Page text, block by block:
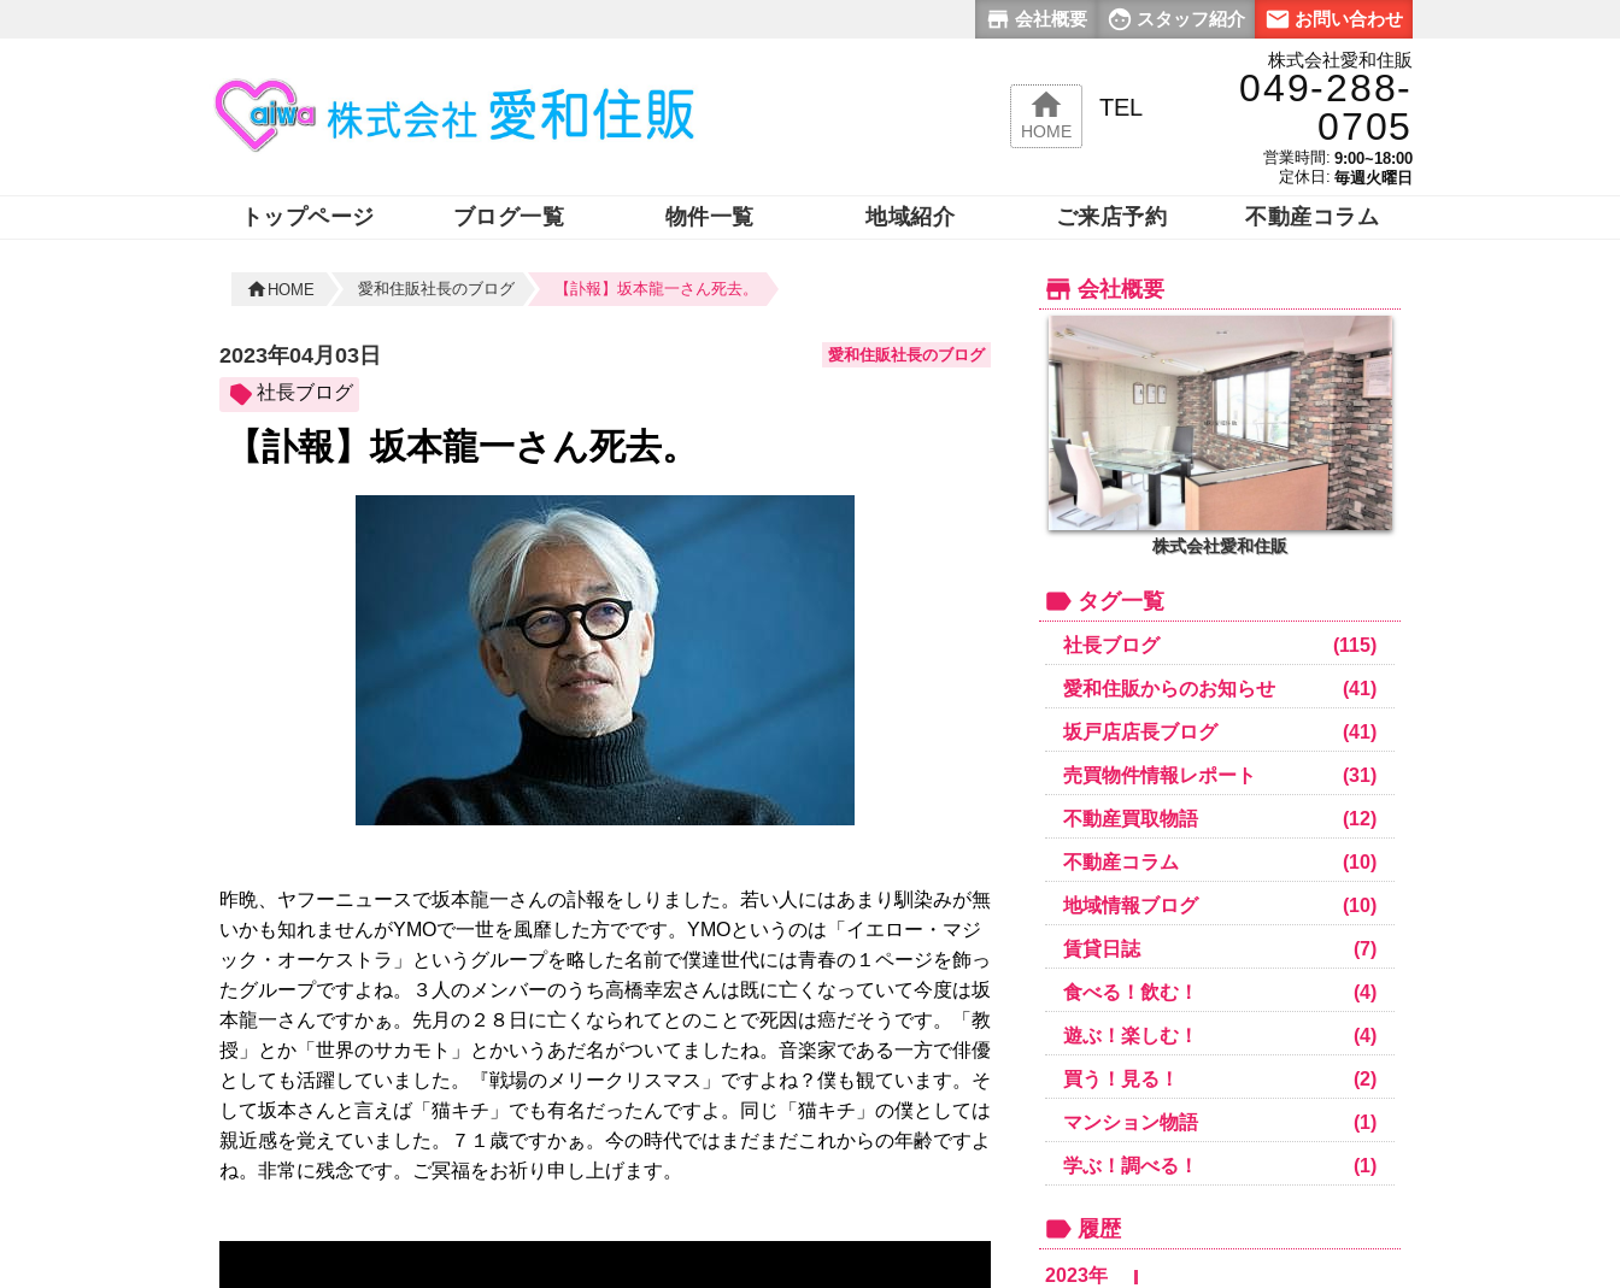
会社概要 スタッフ紹介 お問い合わせ
HOME
株式会社愛和住販
TEL
049-288-
0705
営業時間: 9:00~18:00
定休日: 毎週火曜日
トップページ ブログ一覧 物件一覧 地域紹介 ご来店予約 不動産コラム
HOME 愛和住販社長のブログ 【訃報】坂本龍一さん死去。
2023年04月03日 愛和住販社長のブログ
社長ブログ
【訃報】坂本龍一さん死去。
昨晩、ヤフーニュースで坂本龍一さんの訃報をしりました。若い人にはあまり馴染みが無
いかも知れませんがYMOで一世を風靡した方でです。YMOというのは「イエロー・マジ
ック・オーケストラ」というグループを略した名前で僕達世代には青春の１ページを飾っ
たグループですよね。３人のメンバーのうち高橋幸宏さんは既に亡くなっていて今度は坂
本龍一さんですかぁ。先月の２８日に亡くなられてとのことで死因は癌だそうです。「教
授」とか「世界のサカモト」とかいうあだ名がついてましたね。音楽家である一方で俳優
としても活躍していました。『戦場のメリークリスマス」ですよね？僕も観ています。そ
して坂本さんと言えば「猫キチ」でも有名だったんですよ。同じ「猫キチ」の僕としては
親近感を覚えていました。７１歳ですかぁ。今の時代ではまだまだこれからの年齢ですよ
ね。非常に残念です。ご冥福をお祈り申し上げます。
会社概要
株式会社愛和住販
タグ一覧
社長ブログ (115)
愛和住販からのお知らせ (41)
坂戸店店長ブログ (41)
売買物件情報レポート (31)
不動産買取物語 (12)
不動産コラム (10)
地域情報ブログ (10)
賃貸日誌 (7)
食べる！飲む！ (4)
遊ぶ！楽しむ！ (4)
買う！見る！ (2)
マンション物語 (1)
学ぶ！調べる！ (1)
履歴
2023年